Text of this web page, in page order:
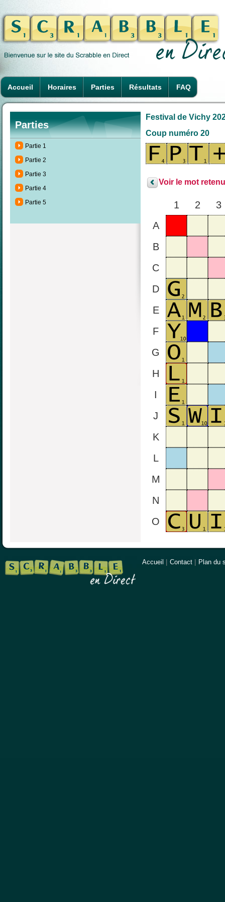
Accueil Horaires Parties Résultats FAQ
Parties
Partie 1
Partie 2
Partie 3
Partie 4
Partie 5
Festival de Vichy
Coup numéro 20
Voir le mot
1 2
3
A
B
C
D
E
F
G
H
I
J
K
L
M
N
O
Accueil Contact Plan du